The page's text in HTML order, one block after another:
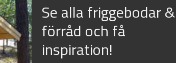
Se alla friggebodar &
förråd och få
inspiration!